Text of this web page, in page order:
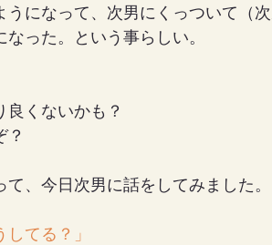
になって、次男にくっついて（
った。という事らしい。
良くないかも？
？
、今日次男に話をしてみました。
てる？」